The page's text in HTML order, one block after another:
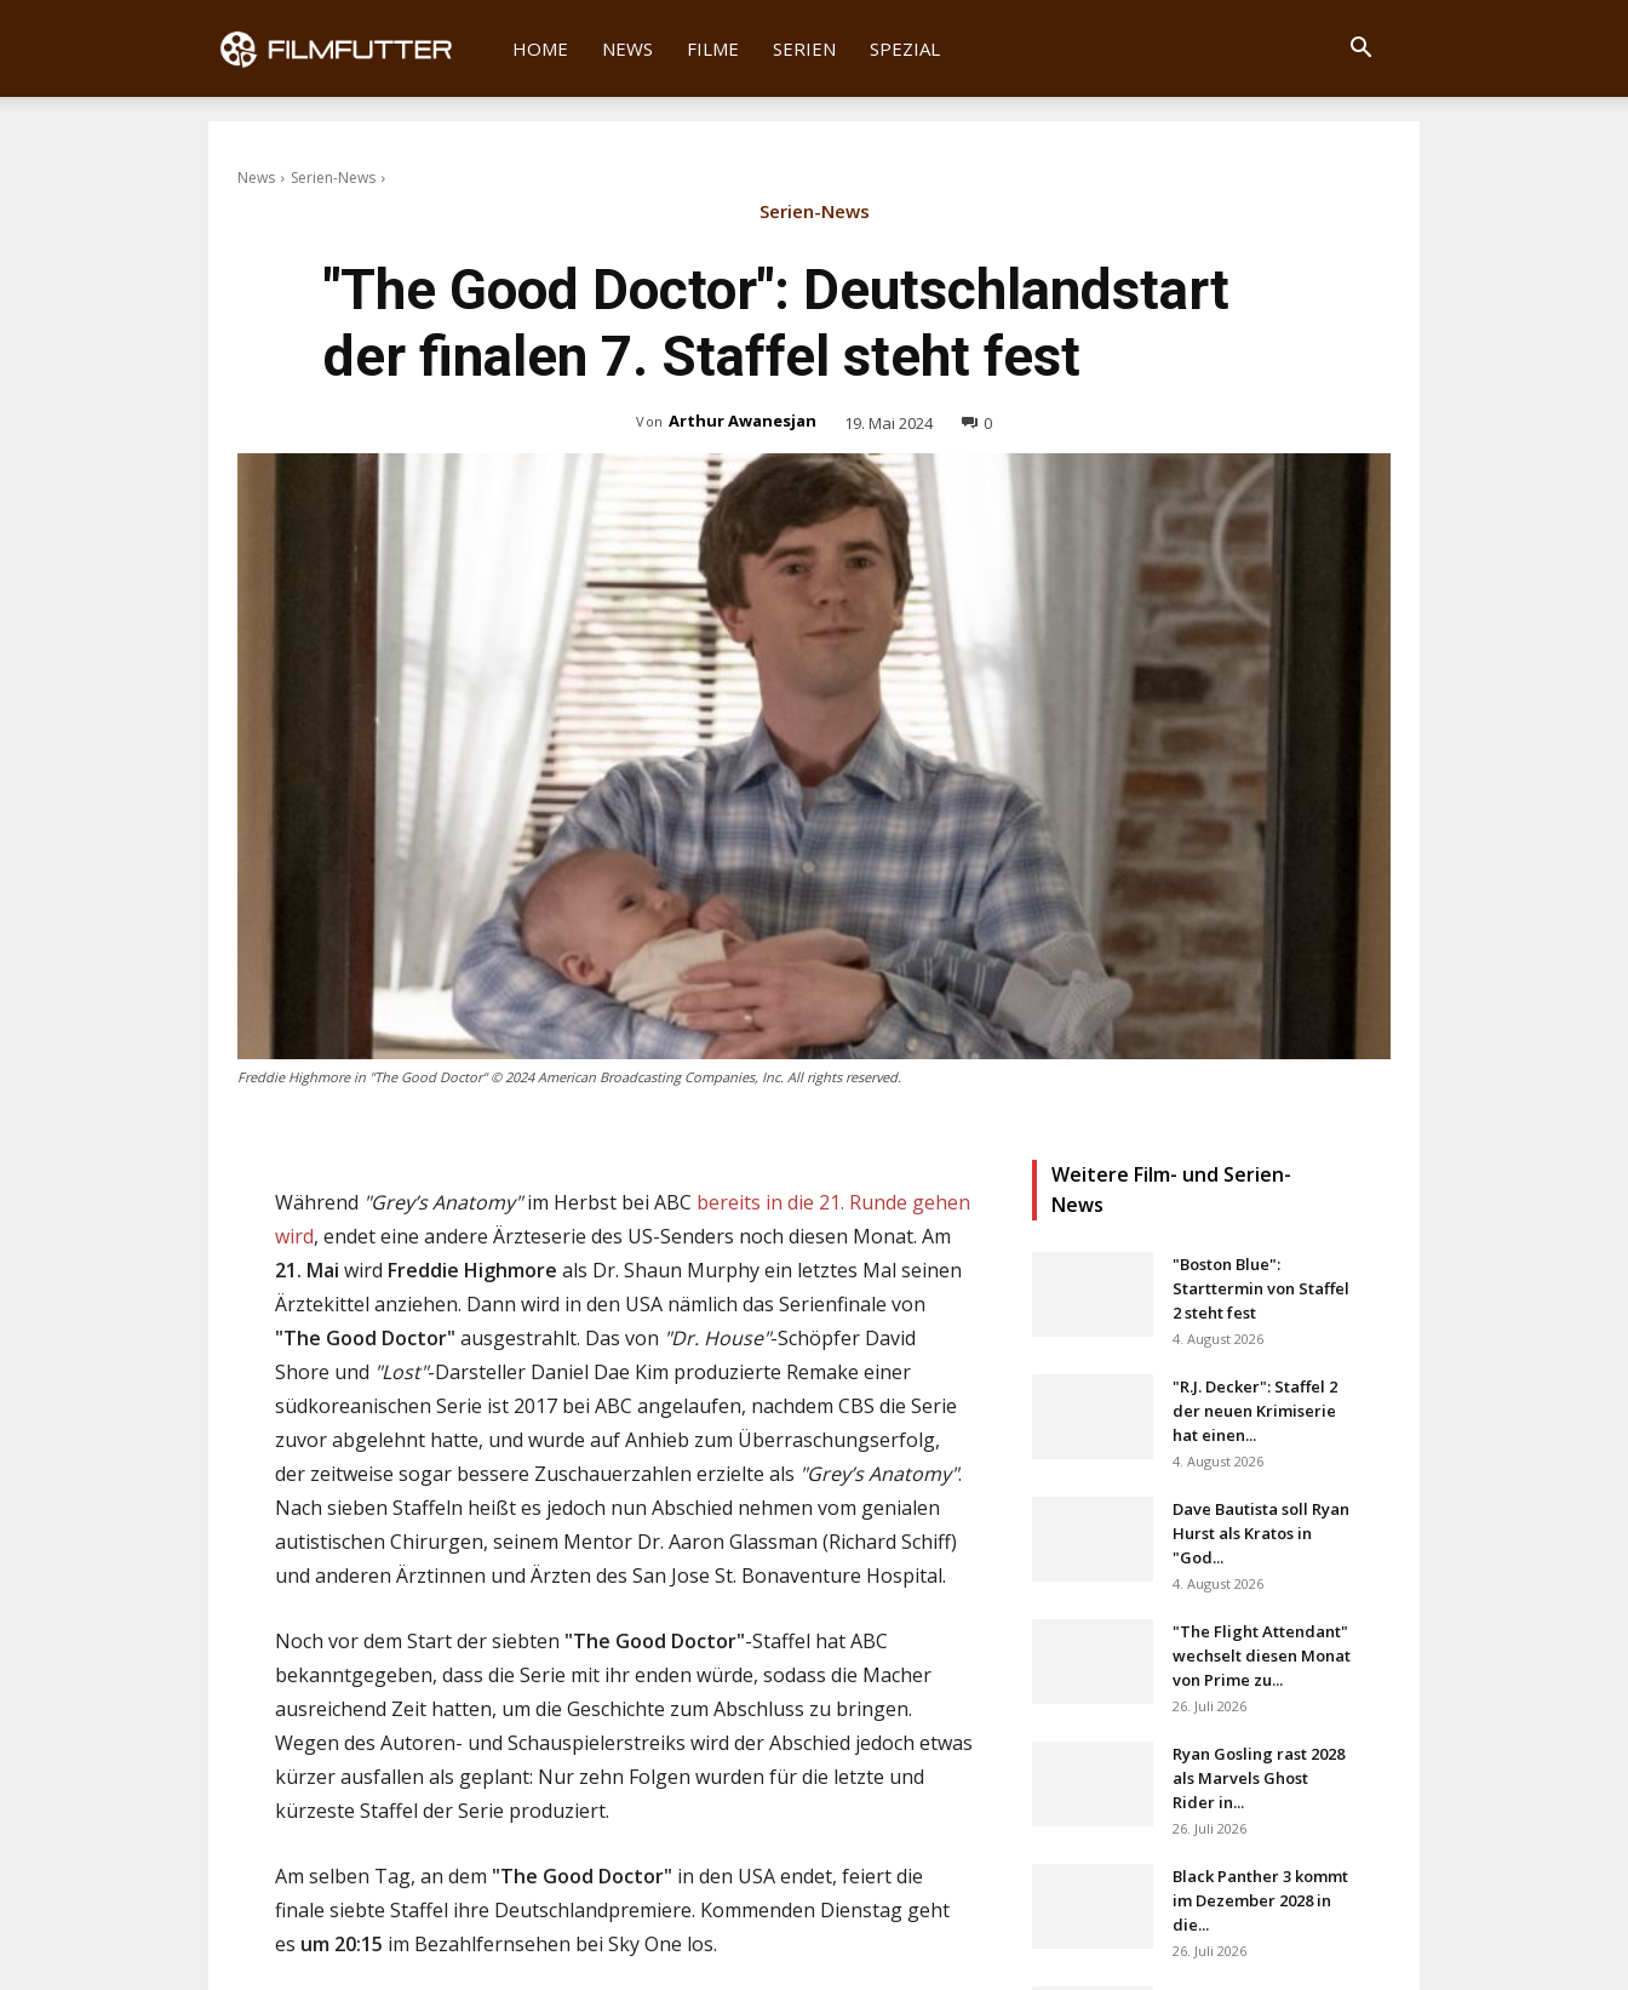
Filmfutter
HOME NEWS FILME SERIEN SPEZIAL
News Serien-News
Serien-News
"The Good Doctor": Deutschlandstart
der finalen 7. Staffel steht fest
Von Arthur Awanesjan 19. Mai 2024 0
Freddie Highmore in "The Good Doctor" © 2024 American Broadcasting Companies, Inc. All rights reserved.
Während "Grey’s Anatomy"im Herbst bei ABC bereits in die 21. Runde gehen
wird, endet eine andere Ärzteserie des US-Senders noch diesen Monat. Am
21. Mai wird Freddie Highmore als Dr. Shaun Murphy ein letztes Mal seinen
Ärztekittel anziehen. Dann wird in den USA nämlich das Serienfinale von
"The Good Doctor" ausgestrahlt. Das von "Dr. House"-Schöpfer David
Shore und "Lost"-Darsteller Daniel Dae Kim produzierte Remake einer
südkoreanischen Serie ist 2017 bei ABC angelaufen, nachdem CBS die Serie
zuvor abgelehnt hatte, und wurde auf Anhieb zum Überraschungserfolg,
der zeitweise sogar bessere Zuschauerzahlen erzielte als "Grey’s Anatomy".
Nach sieben Staffeln heißt es jedoch nun Abschied nehmen vom genialen
autistischen Chirurgen, seinem Mentor Dr. Aaron Glassman (Richard Schiff)
und anderen Ärztinnen und Ärzten des San Jose St. Bonaventure Hospital.
Noch vor dem Start der siebten "The Good Doctor"-Staffel hat ABC
bekanntgegeben, dass die Serie mit ihr enden würde, sodass die Macher
ausreichend Zeit hatten, um die Geschichte zum Abschluss zu bringen.
Wegen des Autoren- und Schauspielerstreiks wird der Abschied jedoch etwas
kürzer ausfallen als geplant: Nur zehn Folgen wurden für die letzte und
kürzeste Staffel der Serie produziert.
Am selben Tag, an dem "The Good Doctor" in den USA endet, feiert die
finale siebte Staffel ihre Deutschlandpremiere. Kommenden Dienstag geht
es um 20:15 im Bezahlfernsehen bei Sky One los.
Weitere Film- und Serien-
News
"Boston Blue":
Starttermin von Staffel
2 steht fest
4. August 2026
"R.J. Decker": Staffel 2
der neuen Krimiserie
hat einen...
4. August 2026
Dave Bautista soll Ryan
Hurst als Kratos in
"God...
4. August 2026
"The Flight Attendant"
wechselt diesen Monat
von Prime zu...
26. Juli 2026
Ryan Gosling rast 2028
als Marvels Ghost
Rider in...
26. Juli 2026
Black Panther 3 kommt
im Dezember 2028 in
die...
26. Juli 2026